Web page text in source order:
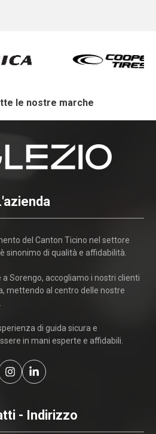
le nostre marche
del Canton Ticino nel settore
sinonimo di qualità e affidabilità.
Sorengo, accogliamo i nostri clienti
mettendo al centro delle nostre
di guida sicura e
in mani esperte e affidabili.
- Indirizzo